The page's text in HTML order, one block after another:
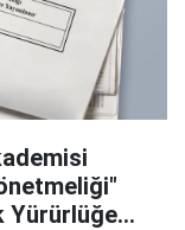
Yürürlüğe